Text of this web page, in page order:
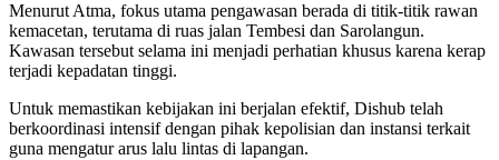
Menurut Atma, fokus utama pengawasan berada di titik-titik rawan
kemacetan, terutama di ruas jalan Tembesi dan Sarolangun.
Kawasan tersebut selama ini menjadi perhatian khusus karena kerap
terjadi kepadatan tinggi.
Untuk memastikan kebijakan ini berjalan efektif, Dishub telah
berkoordinasi intensif dengan pihak kepolisian dan instansi terkait
guna mengatur arus lalu lintas di lapangan.